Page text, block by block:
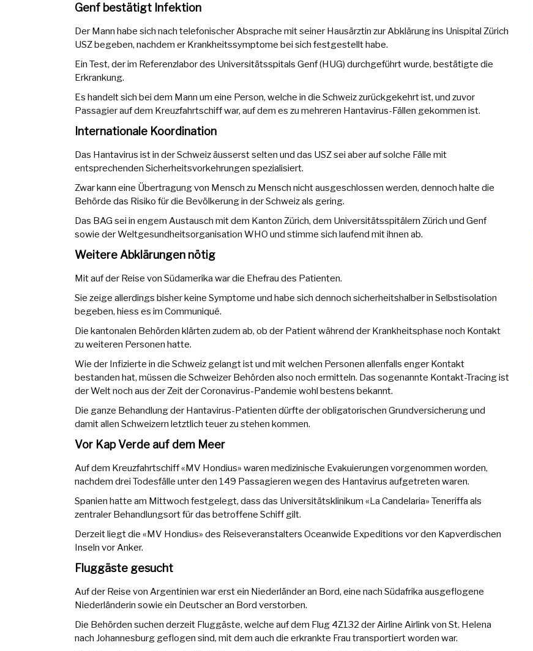
Genf bestätigt Infektion
Der Mann habe sich nach telefonischer Absprache mit seiner Hausärztin zur Abklärung ins Unispital Zürich
USZ begeben, nachdem er Krankheitssymptome bei sich festgestellt habe.
Ein Test, der im Referenzlabor des Universitätsspitals Genf (HUG) durchgeführt wurde, bestätigte die
Erkrankung.
Es handelt sich bei dem Mann um eine Person, welche in die Schweiz zurückgekehrt ist, und zuvor
Passagier auf dem Kreuzfahrtschiff war, auf dem es zu mehreren Hantavirus-Fällen gekommen ist.
Internationale Koordination
Das Hantavirus ist in der Schweiz äusserst selten und das USZ sei aber auf solche Fälle mit
entsprechenden Sicherheitsvorkehrungen spezialisiert.
Zwar kann eine Übertragung von Mensch zu Mensch nicht ausgeschlossen werden, dennoch halte die
Behörde das Risiko für die Bevölkerung in der Schweiz als gering.
Das BAG sei in engem Austausch mit dem Kanton Zürich, dem Universitätsspitälern Zürich und Genf
sowie der Weltgesundheitsorganisation WHO und stimme sich laufend mit ihnen ab.
Weitere Abklärungen nötig
Mit auf der Reise von Südamerika war die Ehefrau des Patienten.
Sie zeige allerdings bisher keine Symptome und habe sich dennoch sicherheitshalber in Selbstisolation
begeben, hiess es im Communiqué.
Die kantonalen Behörden klärten zudem ab, ob der Patient während der Krankheitsphase noch Kontakt
zu weiteren Personen hatte.
Wie der Infizierte in die Schweiz gelangt ist und mit welchen Personen allenfalls enger Kontakt
bestanden hat, müssen die Schweizer Behörden also noch ermitteln. Das sogenannte Kontakt-Tracing ist
der Welt noch aus der Zeit der Coronavirus-Pandemie wohl bestens bekannt.
Die ganze Behandlung der Hantavirus-Patienten dürfte der obligatorischen Grundversicherung und
damit allen Schweizern letztlich teuer zu stehen kommen.
Vor Kap Verde auf dem Meer
Auf dem Kreuzfahrtschiff «MV Hondius» waren medizinische Evakuierungen vorgenommen worden,
nachdem drei Todesfälle unter den 149 Passagieren wegen des Hantavirus aufgetreten waren.
Spanien hatte am Mittwoch festgelegt, dass das Universitätsklinikum «La Candelaria» Teneriffa als
zentraler Behandlungsort für das betroffene Schiff gilt.
Derzeit liegt die «MV Hondius» des Reiseveranstalters Oceanwide Expeditions vor den Kapverdischen
Inseln vor Anker.
Fluggäste gesucht
Auf der Reise von Argentinien war erst ein Niederländer an Bord, eine nach Südafrika ausgeflogene
Niederländerin sowie ein Deutscher an Bord verstorben.
Die Behörden suchen derzeit Fluggäste, welche auf dem Flug 4Z132 der Airline Airlink von St. Helena
nach Johannesburg geflogen sind, mit dem auch die erkrankte Frau transportiert worden war.